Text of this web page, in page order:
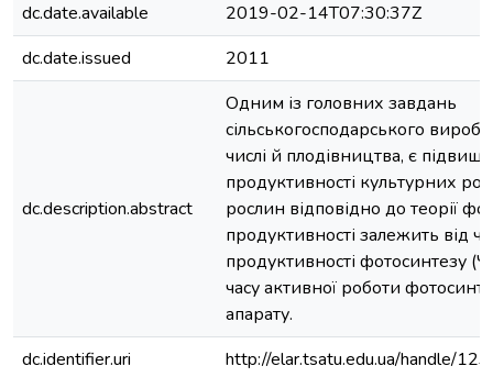
dc.date.available
2019-02-14T07:30:37Z
dc.date.issued
2011
dc.description.abstract
Одним із головних завдань
сільськогосподарського
числі й плодівництва, є
продуктивності культурних
рослин відповідно до теорії
продуктивності залежить від
продуктивності фотосинтезу
часу активної роботи
апарату.
dc.identifier.uri
http://elar.tsatu.edu.ua/handle/